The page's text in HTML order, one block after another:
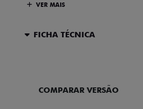
VER MAIS
FICHA TÉCNICA
COMPARAR VERSÃO